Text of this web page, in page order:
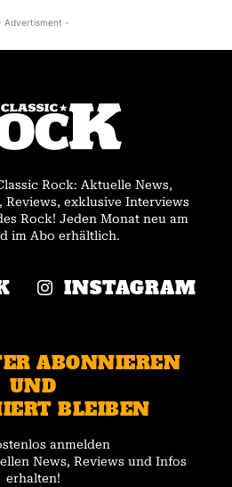
Advertisment -
Rock: Aktuelle News,
Reviews, exklusive Interviews
Rock! Jeden Monat neu am
im Abo erhältlich.
INSTAGRAM
ABONNIEREN
UND
BLEIBEN
anmelden
News, Reviews und Infos
erhalten!